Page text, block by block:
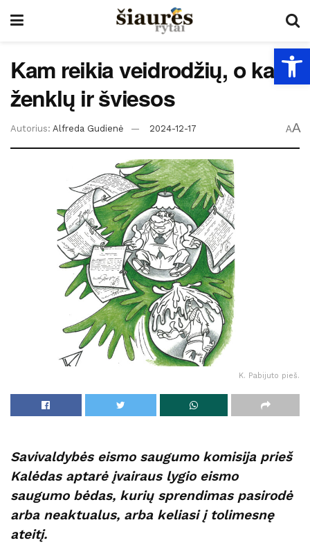
Kam reikia veidrodžių, o kam
ženklų ir šviesos
Autorius: Alfreda Gudienė 2024-12-17 AA
K. Pabijuto pieš.
Savivaldybės eismo saugumo komisija prieš
Kalėdas aptarė įvairaus lygio eismo
saugumo bėdas, kurių sprendimas pasirodė
arba neaktualus, arba keliasi į tolimesnę
ateitį.